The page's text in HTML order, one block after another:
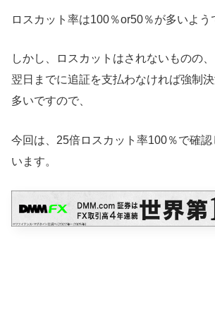
ロスカット率は100％or50％が多いよう
しかし、ロスカットはされないものの、
翌日までに追証を支払わなければ強制
多いですので、
今回は、25倍ロスカット率100％で確
います。